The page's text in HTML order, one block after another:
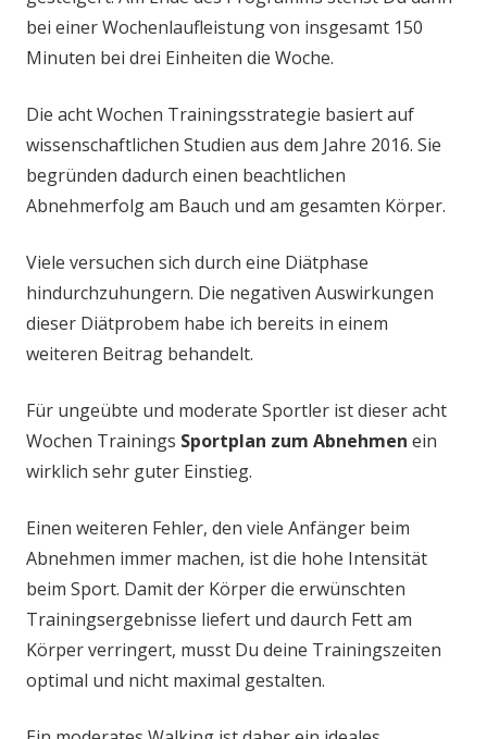
bei einer Wochenlaufleistung von insgesamt 150
Minuten bei drei Einheiten die Woche.
Die acht Wochen Trainingsstrategie basiert auf
wissenschaftlichen Studien aus dem Jahre 2016. Sie
begründen dadurch einen beachtlichen
Abnehmerfolg am Bauch und am gesamten Körper.
Viele versuchen sich durch eine Diätphase
hindurchzuhungern. Die negativen Auswirkungen
dieser Diätprobem habe ich bereits in einem
weiteren Beitrag behandelt.
Für ungeübte und moderate Sportler ist dieser acht
Wochen Trainings Sportplan zum Abnehmen ein
wirklich sehr guter Einstieg.
Einen weiteren Fehler, den viele Anfänger beim
Abnehmen immer machen, ist die hohe Intensität
beim Sport. Damit der Körper die erwünschten
Trainingsergebnisse liefert und daurch Fett am
Körper verringert, musst Du deine Trainingszeiten
optimal und nicht maximal gestalten.